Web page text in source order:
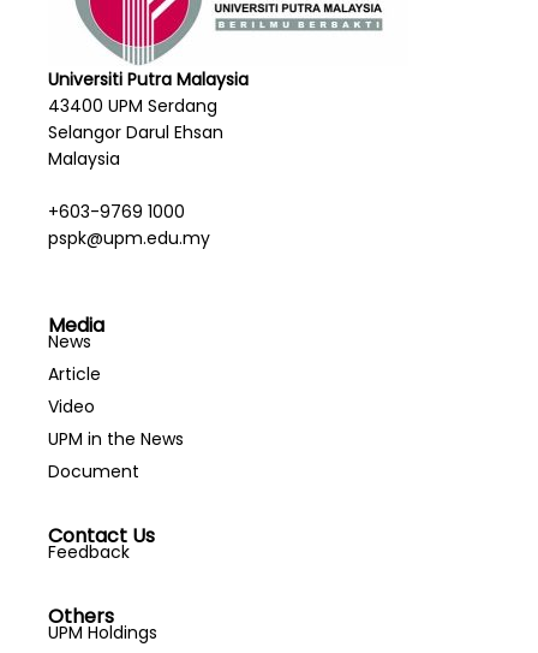
Universiti Putra Malaysia
43400 UPM Serdang
Selangor Darul Ehsan
Malaysia
+603-9769 1000
pspk@upm.edu.my
Media
News
Article
Video
UPM in the News
Document
Contact Us
Feedback
Others
UPM Holdings